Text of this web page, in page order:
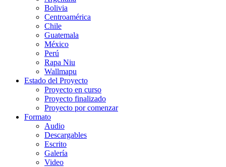
Bolivia
Centroamérica
Chile
Guatemala
México
Perú
Rapa Niu
Wallmapu
Estado del Proyecto
Proyecto en curso
Proyecto finalizado
Proyecto por comenzar
Formato
Audio
Descargables
Escrito
Galería
Video